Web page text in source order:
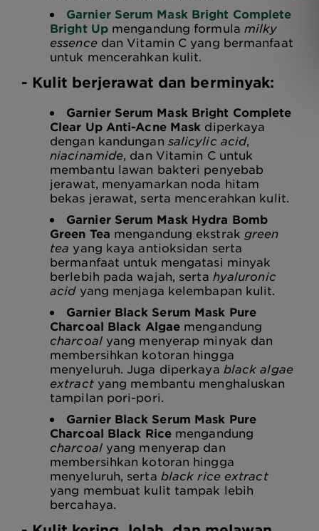
Garnier Serum Mask Bright Complete
Bright Upmengandung formula milky
essencedan Vitamin C yang bermanfaat
untuk mencerahkan kulit.
- Kulit berjerawat dan berminyak:
Garnier Serum Mask Bright Complete
Clear Up Anti-Acne Mask diperkaya
dengan kandungan salicylic acid,
niacinamide, dan Vitamin C untuk
membantu lawan bakteri penyebab
jerawat, menyamarkan noda hitam
bekas jerawat, serta mencerahkan kulit.
Garnier Serum Mask Hydra Bomb
Green Tea mengandung ekstrak green
tea yang kaya antioksidan serta
bermanfaat untuk mengatasi minyak
berlebih pada wajah, serta hyaluronic
acidyang menjaga kelembapan kulit.
Garnier Black Serum Mask Pure
Charcoal Black Algae mengandung
charcoalyang menyerap minyak dan
membersihkan kotoran hingga
menyeluruh. Juga diperkaya black algae
extract yang membantu menghaluskan
tampilan pori-pori.
Garnier Black Serum Mask Pure
Charcoal Black Ricemengandung
charcoalyang menyerap dan
membersihkan kotoran hingga
menyeluruh, serta black rice extract
yang membuat kulit tampak lebih
bercahaya.